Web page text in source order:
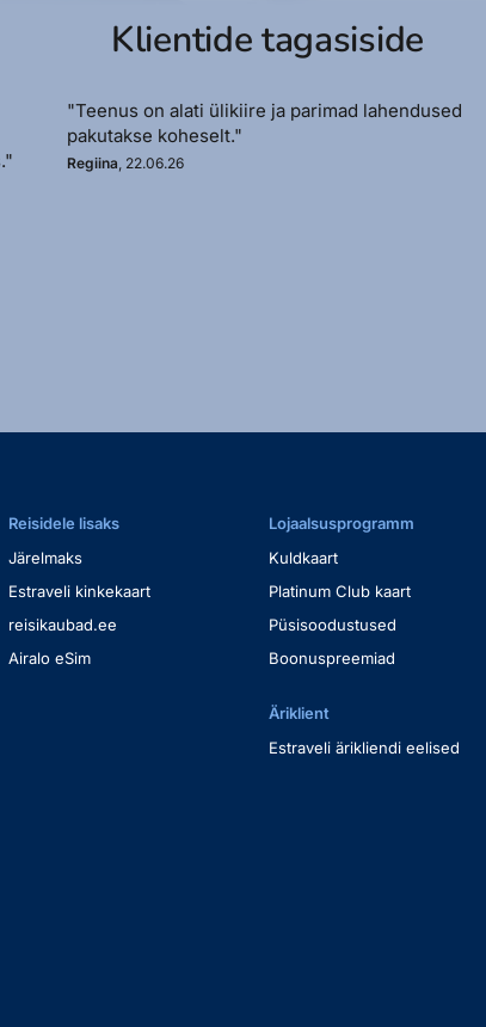
Klientide tagasiside
"Teenus on alati ülikiire ja parimad lahendused
pakutakse koheselt."
Regiina, 22.06.26
Reisidele lisaks
Järelmaks
Estraveli kinkekaart
reisikaubad.ee
Airalo eSim
Lojaalsusprogramm
Kuldkaart
Platinum Club kaart
Püsisoodustused
Boonuspreemiad
Äriklient
Estraveli ärikliendi eelised